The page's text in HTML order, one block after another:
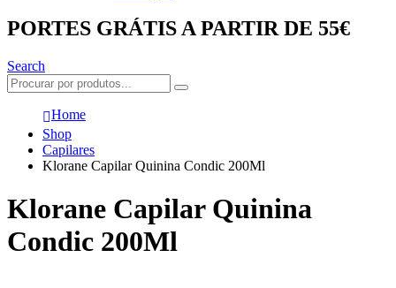
PORTES GRÁTIS A PARTIR DE 55€
Search
Home
Shop
Capilares
Klorane Capilar Quinina Condic 200Ml
Klorane Capilar Quinina
Condic 200Ml